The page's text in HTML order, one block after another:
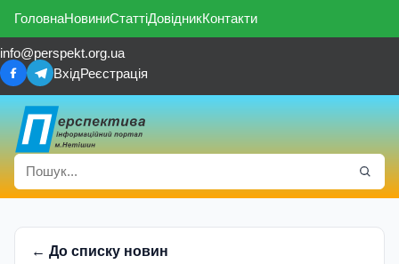
ГоловнаНовиниСтаттіДовідникКонтакти
info@perspekt.org.ua
ВхідРеєстрація
← До списку новин